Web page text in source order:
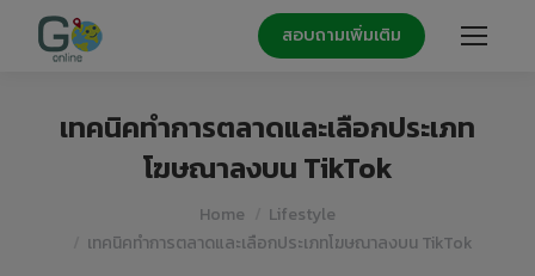
สอบถามเพิ่มเติม
เทคนิคทำการตลาดและเลือกประเภท
โฆษณาลงบน TikTok
Home
Lifestyle
เทคนิคทำการตลาดและเลือกประเภทโฆษณาลงบน TikTok